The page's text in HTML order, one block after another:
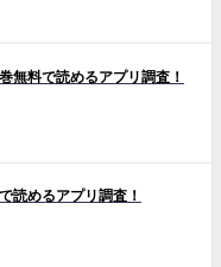
無料で読めるアプリ調査！
読めるアプリ調査！